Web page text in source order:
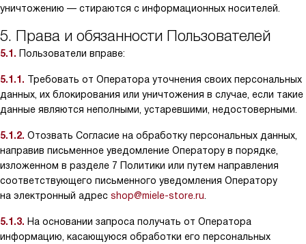
уничтожению — стираются с информационных носителей.
5. Права и обязанности Пользователей
5.1. Пользователи вправе:
5.1.1. Требовать от Оператора уточнения своих персональных
данных, их блокирования или уничтожения в случае, если такие
данные являются неполными, устаревшими, недостоверными.
5.1.2. Отозвать Согласие на обработку персональных данных,
направив письменное уведомление Оператору в порядке,
изложенном в разделе 7 Политики или путем направления
соответствующего письменного уведомления Оператору
на электронный адрес shop@miele-store.ru
5.1.3. На основании запроса получать от Оператора
информацию, касающуюся обработки его персональных